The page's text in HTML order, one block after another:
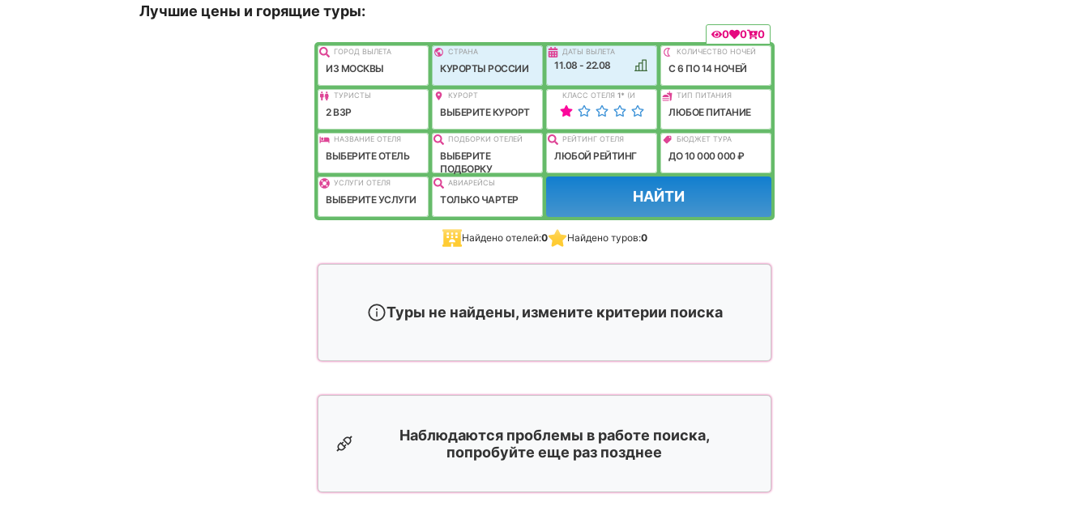
Лучшие цены и горящие туры:
0 0 0
ГОРОД ВЫЛEТА
ИЗ МОСКВЫ
СТРАНА
КУРОРТЫ РОССИИ
ДАТЫ ВЫЛЕТА
11.08 - 22.08
КОЛИЧЕСТВО НОЧЕЙ
C 6 ПО 14 НОЧЕЙ
ТУРИСТЫ
2 ВЗР
КУРОРТ
ВЫБЕРИТЕ КУРОРТ
КЛАСС ОТЕЛЯ 1* (И
ЛУЧШЕ)
ТИП ПИТАНИЯ
ЛЮБОЕ ПИТАНИЕ
НАЗВАНИЕ ОТЕЛЯ
ВЫБЕРИТЕ ОТЕЛЬ
ПОДБОРКИ ОТЕЛЕЙ
ВЫБЕРИТЕ
ПОДБОРКУ
РЕЙТИНГ ОТЕЛЯ
ЛЮБОЙ РЕЙТИНГ
БЮДЖЕТ ТУРА
ДО 10 000 000 ₽
УСЛУГИ ОТЕЛЯ
ВЫБЕРИТЕ УСЛУГИ
АВИАРЕЙСЫ
ТОЛЬКО ЧАРТЕР НАЙТИ
Найдено отелей:0 Найдено туров:0
Туры не найдены, измените критерии поиска
Наблюдаются проблемы в работе поиска,
попробуйте еще раз позднее